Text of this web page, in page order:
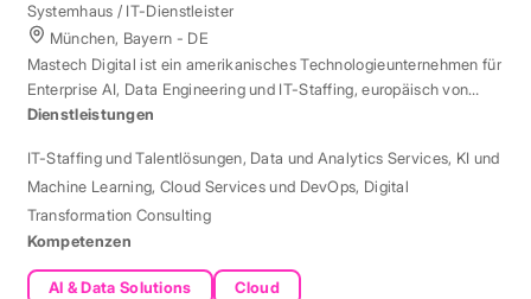
Systemhaus / IT-Dienstleister
München, Bayern - DE
Mastech Digital ist ein amerikanisches Technologieunternehmen für
Enterprise AI, Data Engineering und IT-Staffing, europäisch von
London aus betreut.
Dienstleistungen
IT-Staffing und Talentlösungen, Data und Analytics Services, KI und
Machine Learning, Cloud Services und DevOps, Digital
Transformation Consulting
Kompetenzen
AI & Data Solutions
Cloud